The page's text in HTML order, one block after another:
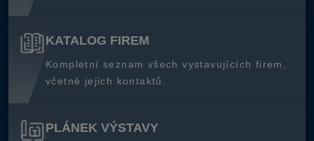
KATALOG FIREM
Kompletní seznam všech vystavujících firem,
včetně jejich kontaktů.
PLÁNEK VÝSTAVY